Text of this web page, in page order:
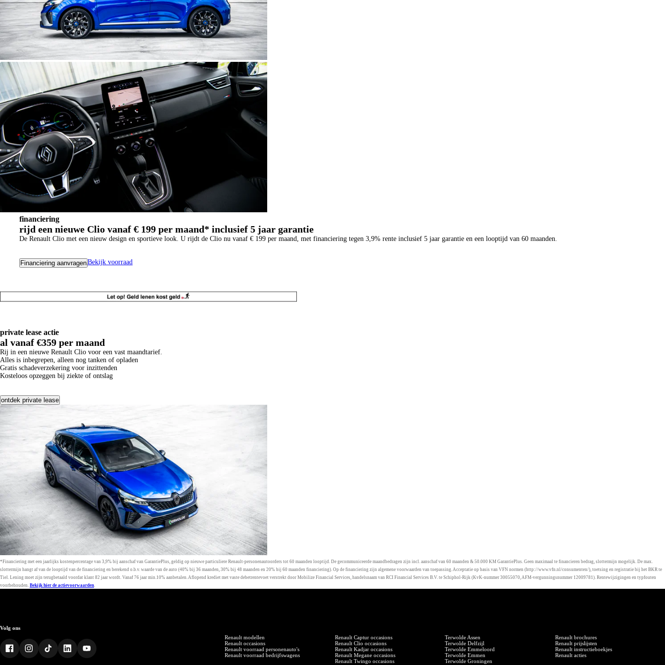
Werkplaatsplanner
Maak snel en gemakkelijk uw werkplaatsafspraak
Plan uw afspraak
financiering
rijd een nieuwe Clio vanaf € 199 per maand* inclusief 5 jaar garantie
De Renault Clio met een nieuw design en sportieve look. U rijdt de Clio nu vanaf € 199 per maand, met financiering tegen 3,9% rente inclusief 5 jaar garantie en een looptijd van 60 maanden.
Financiering aanvragenBekijk voorraad
private lease actie
al vanaf €359 per maand
Rij in een nieuwe Renault Clio voor een vast maandtarief.
Alles is inbegrepen, alleen nog tanken of opladen
Gratis schadeverzekering voor inzittenden
Kosteloos opzeggen bij ziekte of ontslag
ontdek private lease
*Financiering met een jaarlijks kostenpercentage van 3,9% bij aanschaf van GarantiePlus, geldig op nieuwe particuliere Renault-personenautoorders tot 60 maanden looptijd. De gecommuniceerde maandbedragen zijn incl. aanschaf van 60 maanden & 50.000 KM GarantiePlus. Geen maximaal te financieren bedrag, slottermijn mogelijk. De max.
slottermijn hangt af van de looptijd van de financiering en berekend o.b.v. waarde van de auto (40% bij 36 maanden, 30% bij 48 maanden en 20% bij 60 maanden financiering). Op de financiering zijn algemene voorwaarden van toepassing. Acceptatie op basis van VFN normen (http://www.vfn.nl/consumenten/), toetsing en registratie bij het BKR te
Tiel. Lening moet zijn terugbetaald voordat klant 82 jaar wordt. Vanaf 76 jaar min.10% aanbetalen. Aflopend krediet met vaste debetrentevoet verstrekt door Mobilize Financial Services, handelsnaam van RCI Financial Services B.V. te Schiphol-Rijk (KvK-nummer 30055070, AFM-vergunningsnummer 12009781). Rentewijzigingen en typfouten
voorbehouden. Bekijk hier de actievoorwaarden.
Renault modellen
Renault occasions
Renault voorraad personenauto's
Renault voorraad bedrijfswagens
Renault Captur occasions
Renault Clio occasions
Renault Kadjar occasions
Renault Megane occasions
Renault Twingo occasions
Terwolde Assen
Terwolde Delfzijl
Terwolde Emmeloord
Terwolde Emmen
Terwolde Groningen
Renault brochures
Renault prijslijsten
Renault instructieboekjes
Renault acties
Volg ons